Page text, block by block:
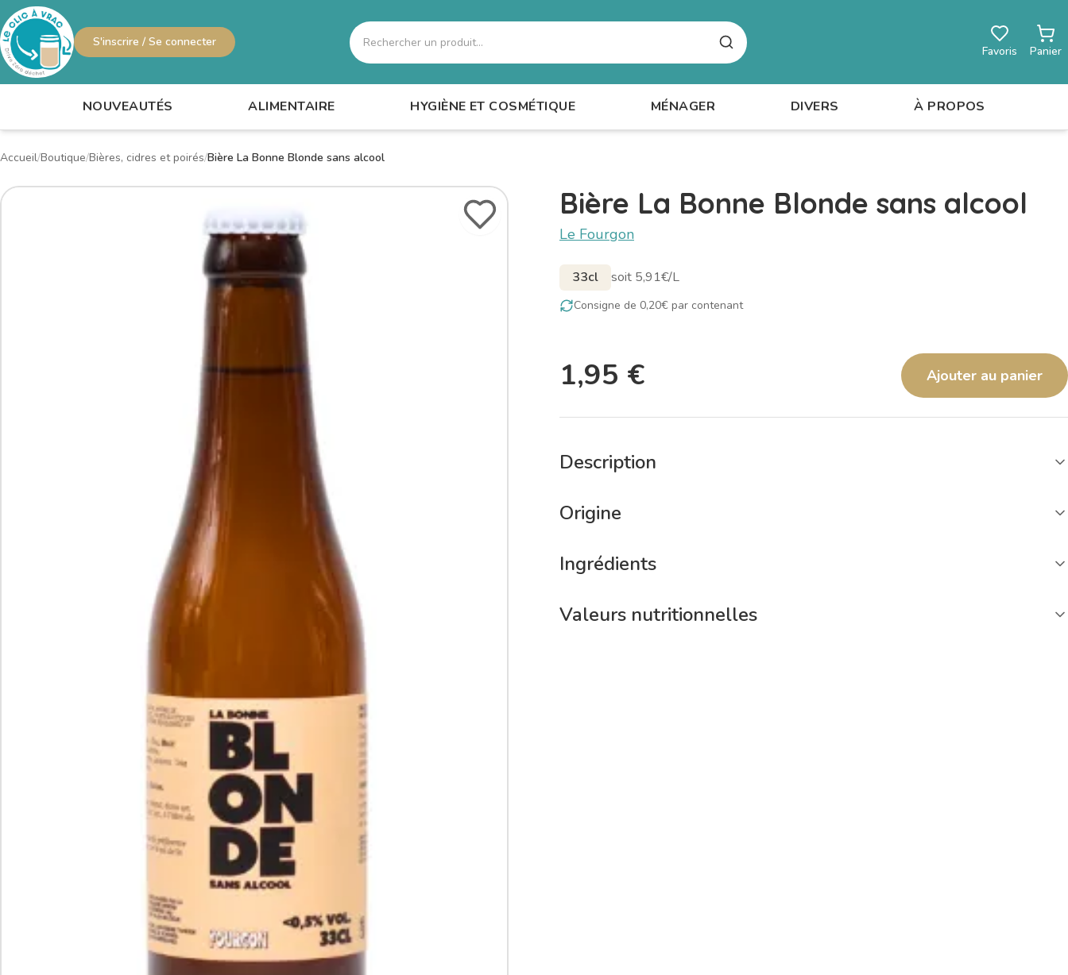
S'inscrire / Se connecter Rechercher Rechercher Favoris Panier
NOUVEAUTÉS ALIMENTAIRE HYGIÈNE ET COSMÉTIQUE MÉNAGER DIVERS À PROPOS
Accueil Boutique Bières, cidres et poirés Bière La Bonne Blonde sans alcool
Bière La Bonne Blonde sans alcool
Le Fourgon
33cl soit 5,91€/L
Consigne de 0,20€ par contenant
1,95 € Ajouter au panier
Description
Origine
Ingrédients
Valeurs nutritionnelles